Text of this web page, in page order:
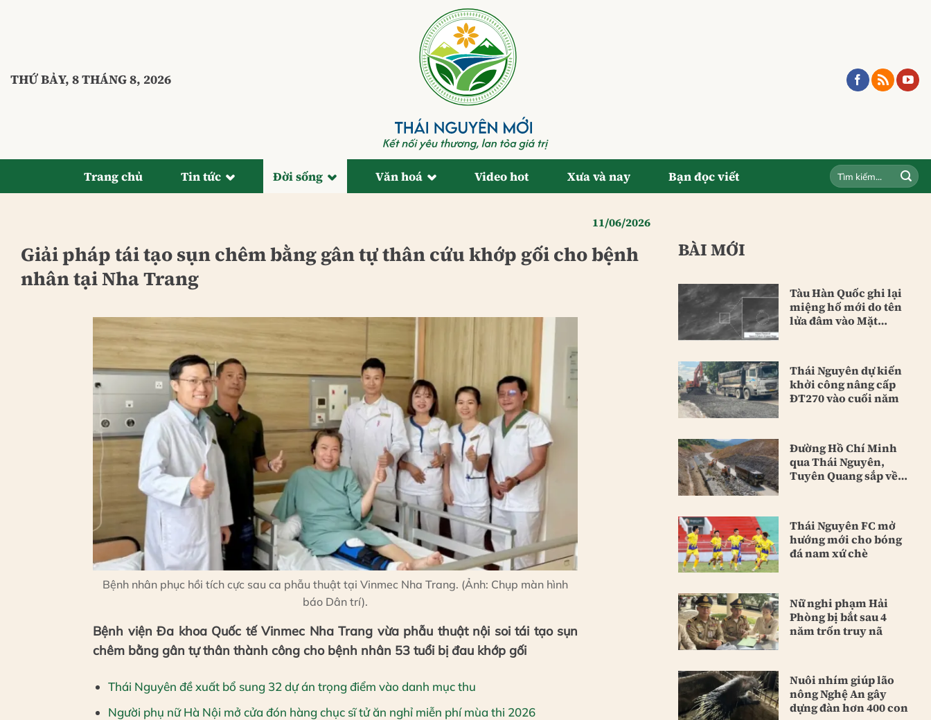
THỨ BẢY, 8 THÁNG 8, 2026
Trang chủ Tin tức Đời sống Văn hoá Video hot Xưa và nay Bạn đọc viết
11/06/2026
Giải pháp tái tạo sụn chêm bằng gân tự thân cứu khớp gối cho bệnh
nhân tại Nha Trang
Bệnh nhân phục hồi tích cực sau ca phẫu thuật tại Vinmec Nha Trang. (Ảnh: Chụp màn hình
báo Dân trí).
Bệnh viện Đa khoa Quốc tế Vinmec Nha Trang vừa phẫu thuật nội soi tái tạo sụn
chêm bằng gân tự thân thành công cho bệnh nhân 53 tuổi bị đau khớp gối
Thái Nguyên đề xuất bổ sung 32 dự án trọng điểm vào danh mục thu
Người phụ nữ Hà Nội mở cửa đón hàng chục sĩ tử ăn nghỉ miễn phí mùa thi 2026
BÀI MỚI
Tàu Hàn Quốc ghi lại
miệng hố mới do tên
lửa đâm vào Mặt
Thái Nguyên dự kiến
khởi công nâng cấp
ĐT270 vào cuối năm
Đường Hồ Chí Minh
qua Thái Nguyên,
Tuyên Quang sắp về
Thái Nguyên FC mở
hướng mới cho bóng
đá nam xứ chè
Nữ nghi phạm Hải
Phòng bị bắt sau 4
năm trốn truy nã
Nuôi nhím giúp lão
nông Nghệ An gây
dựng đàn hơn 400 con